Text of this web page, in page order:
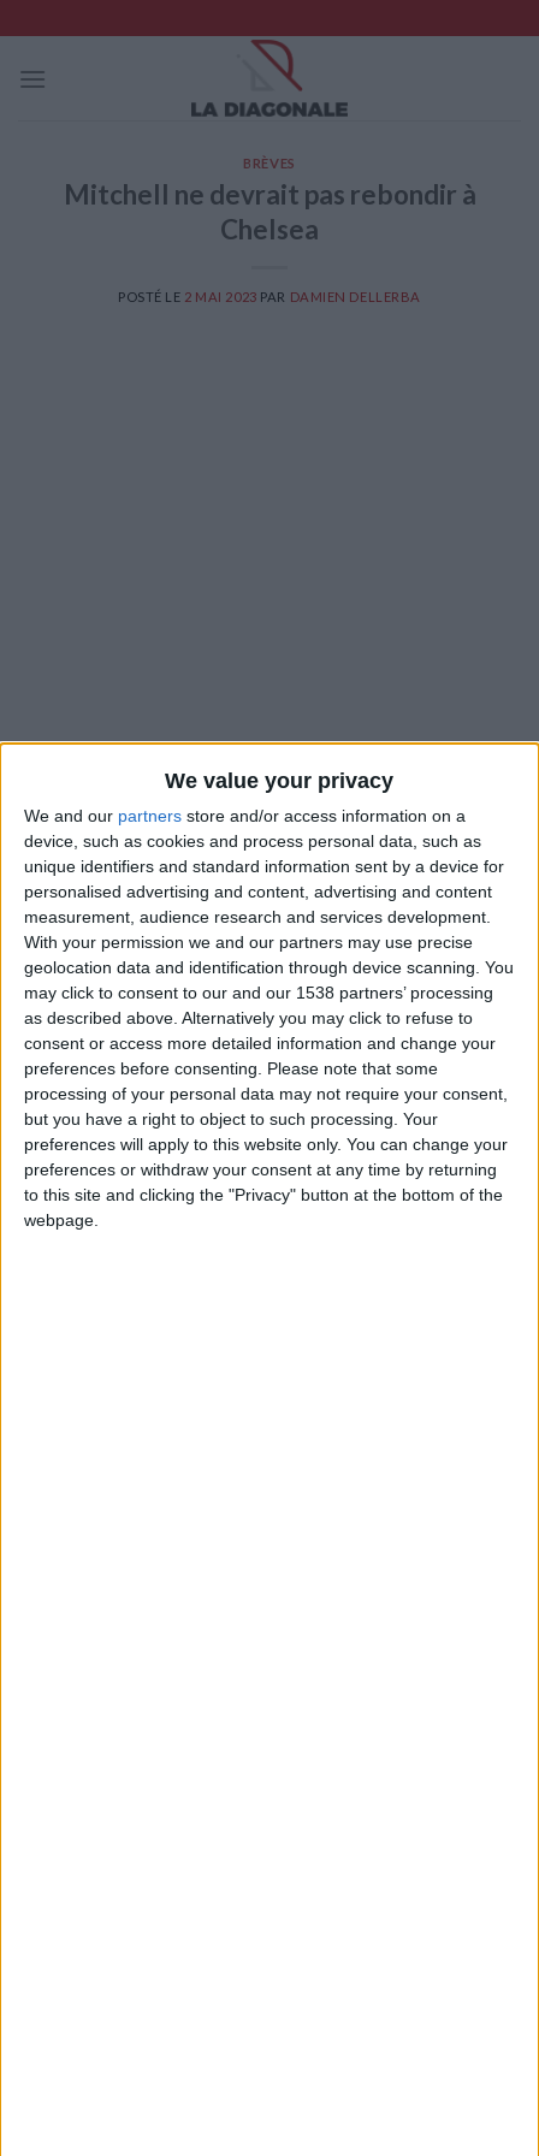
We value your privacy
We and our partners store and/or access information on a
device, such as cookies and process personal data, such as
unique identifiers and standard information sent by a device for
personalised advertising and content, advertising and content
measurement, audience research and services development.
With your permission we and our partners may use precise
geolocation data and identification through device scanning. You
may click to consent to our and our 1538 partners’ processing
as described above. Alternatively you may click to refuse to
consent or access more detailed information and change your
preferences before consenting. Please note that some
processing of your personal data may not require your consent,
but you have a right to object to such processing. Your
preferences will apply to this website only. You can change your
preferences or withdraw your consent at any time by returning
to this site and clicking the "Privacy" button at the bottom of the
webpage.
to
content
BRÈVES
Mitchell ne devrait pas rebondir à
Chelsea
POSTÉ LE 2 MAI 2023 PAR DAMIEN DELLERBA
Alors que Paul Mitchell va quitter l’AS Monaco dans les
prochains mois, son futur ne se trouverait pas à Chelsea. Selon
le quotidien anglaisEvening Standard, le club londonien
aurait finalement fermé la porte à la venue de Mitchell,
satisfait du travail réalisé par les hommes en place, et
notamment par Laurence Stewart, l’ancien directeur
technique de l’ASM, recruté au mois de janvier.
Pour Paul Mitchell, la date de son départ du club de la
Principauté n’est pas encore très précise. Dmitry Rybolovlev
souhaite qu’il trouve son successeur au poste de directeur